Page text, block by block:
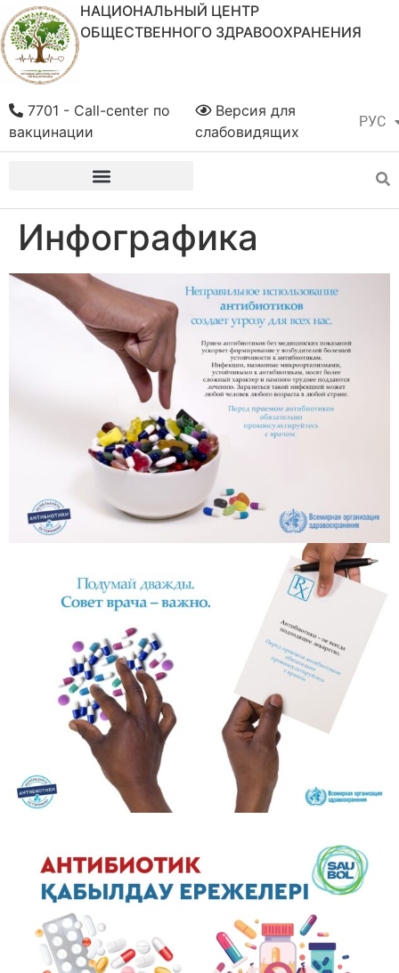
НАЦИОНАЛЬНЫЙ ЦЕНТР
ОБЩЕСТВЕННОГО ЗДРАВООХРАНЕНИЯ
РУС
ҚАЗ
Версия для
слабовидящих
7701 - Call-center по
вакцинации
Инфографика